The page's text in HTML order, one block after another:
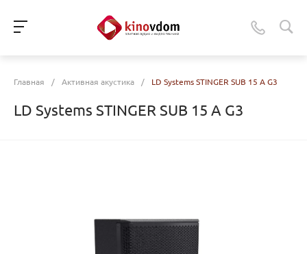
Главная / Активная акустика / LD Systems STINGER SUB 15 A G3
LD Systems STINGER SUB 15 A G3